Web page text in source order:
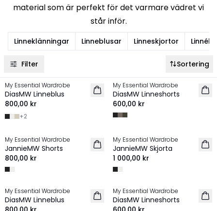
material som är perfekt för det varmare vädret vi
står inför.
Linneklänningar Linneblusar Linneskjortor
Filter Sortering
LINNE
My Essential Wardrobe
DiasMW Linneblus
800,00 kr
+2
LINNE
My Essential Wardrobe
DiasMW Linneshorts
600,00 kr
LINNE
My Essential Wardrobe
JannieMW Shorts
800,00 kr
LINNE
My Essential Wardrobe
JannieMW Skjorta
1 000,00 kr
LINNE
My Essential Wardrobe
DiasMW Linneblus
LINNE
My Essential Wardrobe
DiasMW Linneshorts